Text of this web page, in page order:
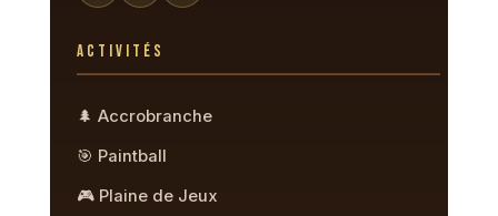
ACTIVITÉS
🌲 Accrobranche
🎯 Paintball
🎮 Plaine de Jeux